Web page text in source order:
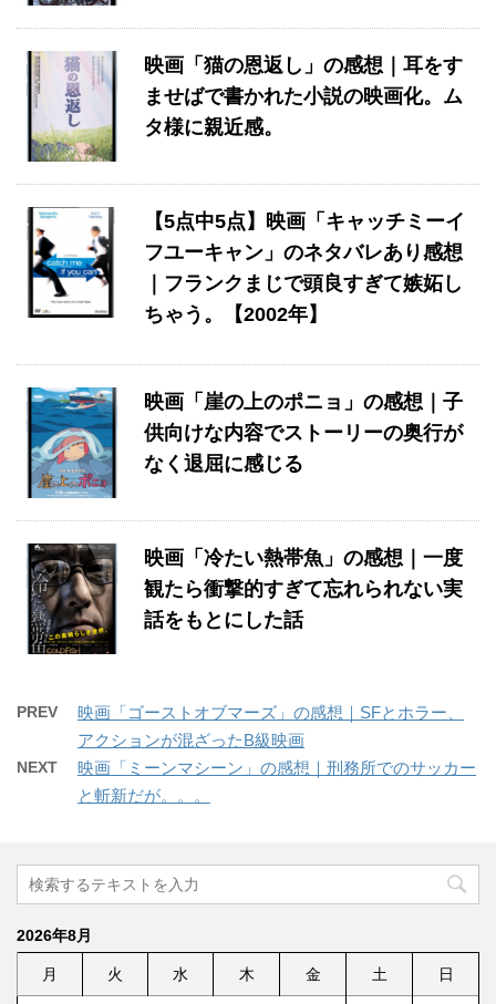
映画「猫の恩返し」の感想｜耳をす
ませばで書かれた小説の映画化。ム
タ様に親近感。
【5点中5点】映画「キャッチミーイ
フユーキャン」のネタバレあり感想
｜フランクまじで頭良すぎて嫉妬し
ちゃう。【2002年】
映画「崖の上のポニョ」の感想｜子
供向けな内容でストーリーの奥行が
なく退屈に感じる
映画「冷たい熱帯魚」の感想｜一度
観たら衝撃的すぎて忘れられない実
話をもとにした話
PREV
映画「ゴーストオブマーズ」の感想｜SFとホラー、
アクションが混ざったB級映画
NEXT
映画「ミーンマシーン」の感想｜刑務所でのサッカー
と斬新だが。。。
2026年8月
月 火 水 木 金 土 日